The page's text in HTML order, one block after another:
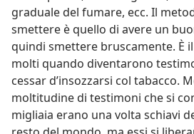
graduale del fumare, ecc. Il
smettere è quello di avere un
quindi smettere bruscamente. È
molti quando diventarono
cessar d’insozzarsi col tabacco.
moltitudine di testimoni che si
migliaia erano una volta schiavi